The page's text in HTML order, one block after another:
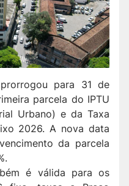
para 31 de
parcela do IPTU
Urbano) e da Taxa
2026. A nova data
da parcela
é válida para os